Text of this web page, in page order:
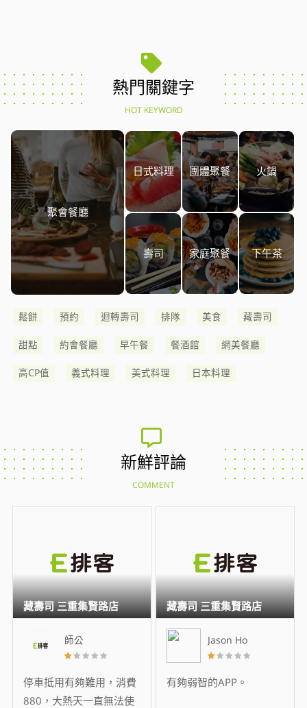
熱門關鍵字
HOT KEYWORD
聚會餐廳
日式料理 團體聚餐 火鍋
壽司 家庭聚餐 下午茶
鬆餅 預約 迴轉壽司 排隊 美食 藏壽司
甜點 約會餐廳 早午餐 餐酒館 網美餐廳
高CP值 義式料理 美式料理 日本料理
新鮮評論
COMMENT
師公
停車抵用有夠難用，消費
880，大熱天一直無法使
藏壽司 三重集賢路店
Jason Ho
有夠弱智的APP。
藏壽司 三重集賢路店